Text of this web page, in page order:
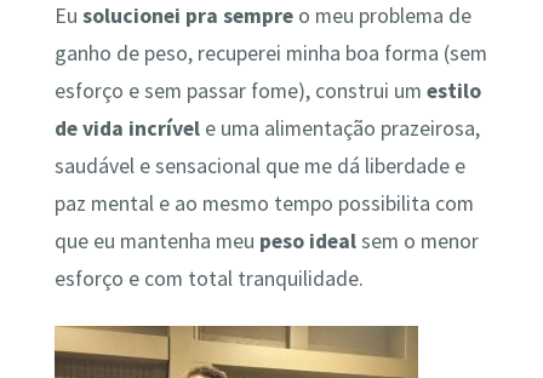
Eu solucionei pra sempreo meu problema de
ganho de peso, recuperei minha boa forma (sem
esforço e sem passar fome), construi um estilo
de vida incrívele uma alimentação prazeirosa,
saudável e sensacional que me dá liberdade e
paz mental e ao mesmo tempo possibilita com
que eu mantenha meu peso idealsem o menor
esforço e com total tranquilidade.